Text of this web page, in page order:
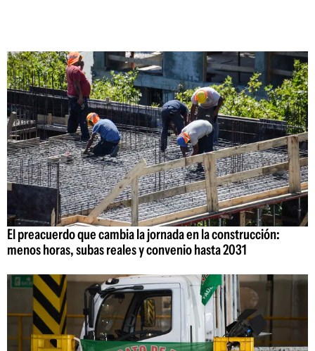
El preacuerdo que cambia la jornada en la construcción:
menos horas, subas reales y convenio hasta 2031